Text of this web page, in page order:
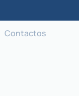
Contactos